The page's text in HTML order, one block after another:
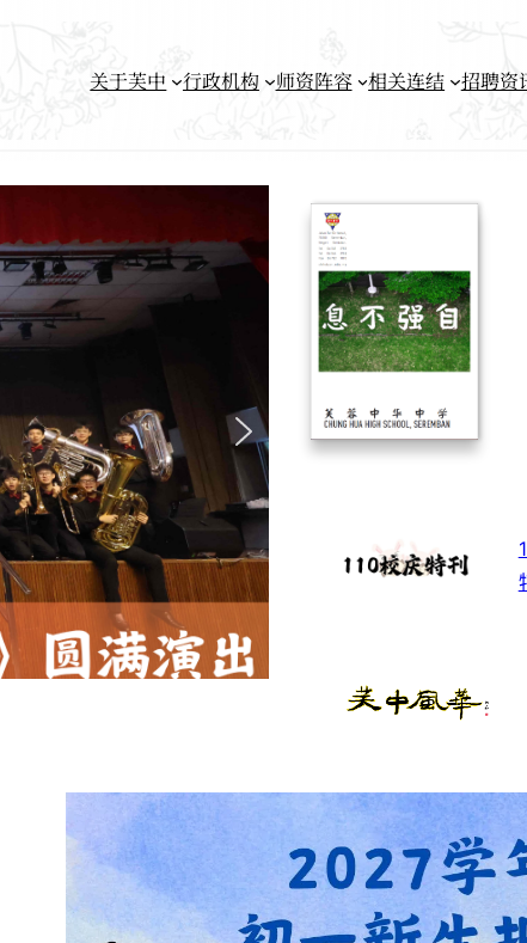
关于芙中 行政机构 师资阵容 相关连结 招聘资